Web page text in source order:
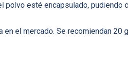
esté encapsulado, pudiendo
el mercado. Se recomiendan